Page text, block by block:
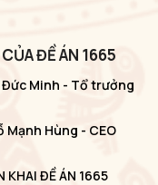
ĐỀ ÁN 1665
Đức Minh - Tổ trưởng
Mạnh Hùng - CEO
KHAI ĐỀ ÁN 1665